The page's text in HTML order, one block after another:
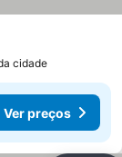
cidade
Ver preços